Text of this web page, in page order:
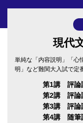
現代
単純な「内容説明」「心
明」など難関大入試で定
第1講 評論
第2講 評論
第3講 評論
第4講 随筆